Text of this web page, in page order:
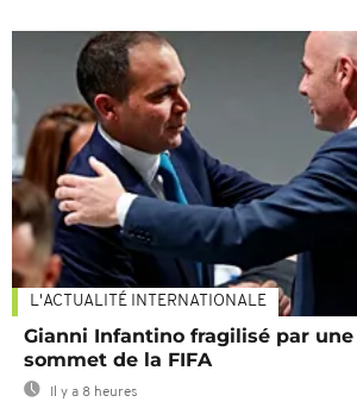
L'ACTUALITÉ INTERNATIONALE
Gianni Infantino fragilisé par
sommet de la FIFA
Il y a 8 heures